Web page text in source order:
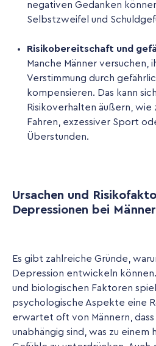
negativen Gedanken
Selbstzweifel und
Risikobereitschaft und
Manche Männer versuchen,
Verstimmung durch
kompensieren. Das kann
Risikoverhalten äußern, wie
Fahren, exzessiver Sport
Überstunden.
Ursachen und
Depressionen bei
Es gibt zahlreiche Gründe,
Depression entwickeln
und biologischen Faktoren
psychologische Aspekte eine
erwartet oft von Männern, dass
unabhängig sind, was zu einem